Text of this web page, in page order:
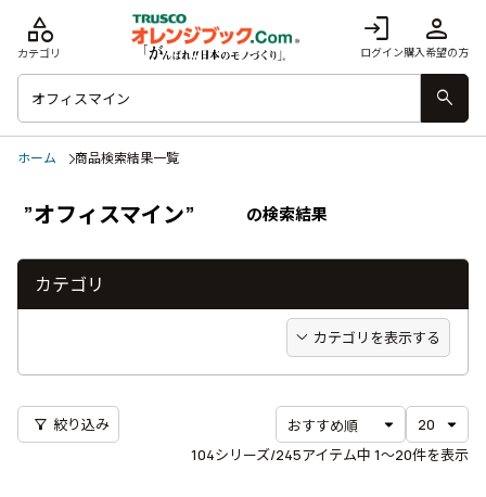
login
ログイン
person
購入希望の方
category
カテゴリ
search
ホーム 商品検索結果一覧
”オフィスマイン” の検索結果
104シリーズ/245アイテム中 1〜20件を表示
filter_alt 絞り込み
カテゴリ
カテゴリを表示する